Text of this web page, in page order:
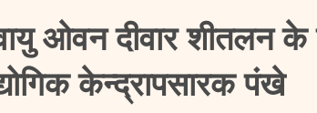
ओवन दीवार शीतलन के
केन्द्रापसारक पंखे
ओवन दीवार शीतलन के
केन्द्रापसारक पंखे